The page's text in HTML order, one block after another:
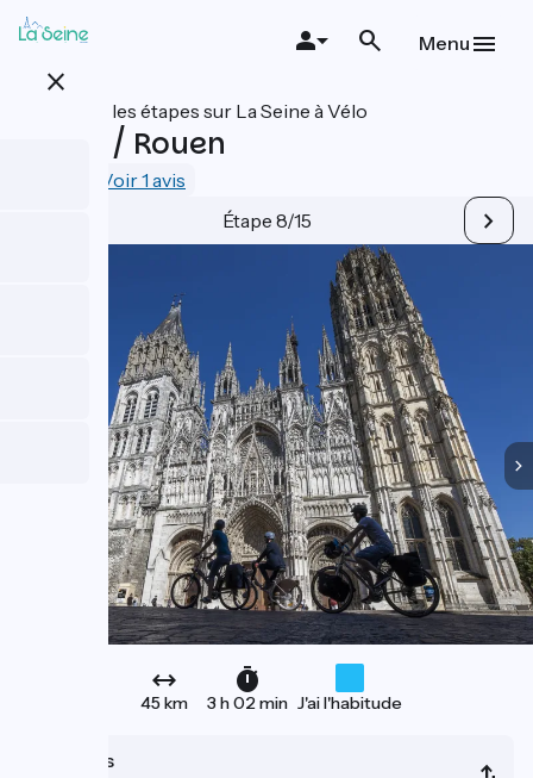
Aller
au
principal
close
Menu
Toutes les étapes sur La Seine à Vélo
Poses / Rouen
Voir 1 avis
Étape 8/15
45 km 3 h 02 min J'ai l'habitude
Poses